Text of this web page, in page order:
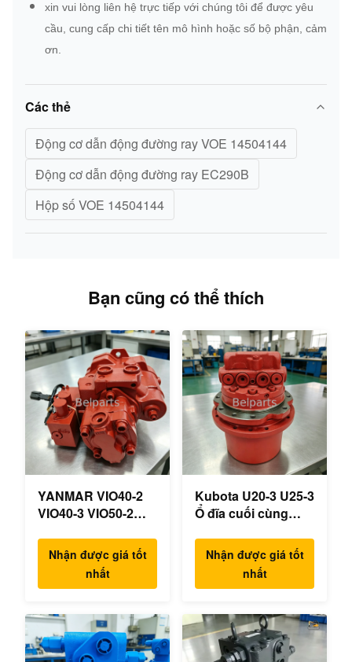
xin vui lòng liên hệ trực tiếp với chúng tôi để được yêu
cầu, cung cấp chi tiết tên mô hình hoặc số bộ phận, cảm
ơn.
Các thẻ
Động cơ dẫn động đường ray VOE 14504144
Động cơ dẫn động đường ray EC290B
Hộp số VOE 14504144
Bạn cũng có thể thích
YANMAR VIO40-2
VIO40-3 VIO50-2
VIO55-3 Máy bơm
thủy lực chính OEM
PSVD2-17E B0600-
Máy xúc mini
Nhận được giá tốt
nhất
Kubota U20-3 U25-3
Ổ đĩa cuối cùng
230F Động cơ du
lịch OEM B0240-
18076 RB511-61290
RC157-78000 cho
các bộ phận máy
xúc mini
Nhận được giá tốt
nhất